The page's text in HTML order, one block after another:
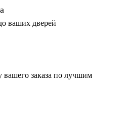
ваших дверей
вашего заказа по лучшим